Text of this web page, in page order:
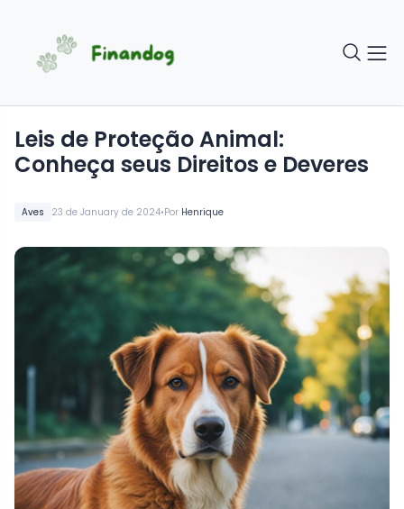
Aves 23 de January de 2024•Por Henrique
Leis de Proteção Animal:
Conheça seus Direitos e Deveres